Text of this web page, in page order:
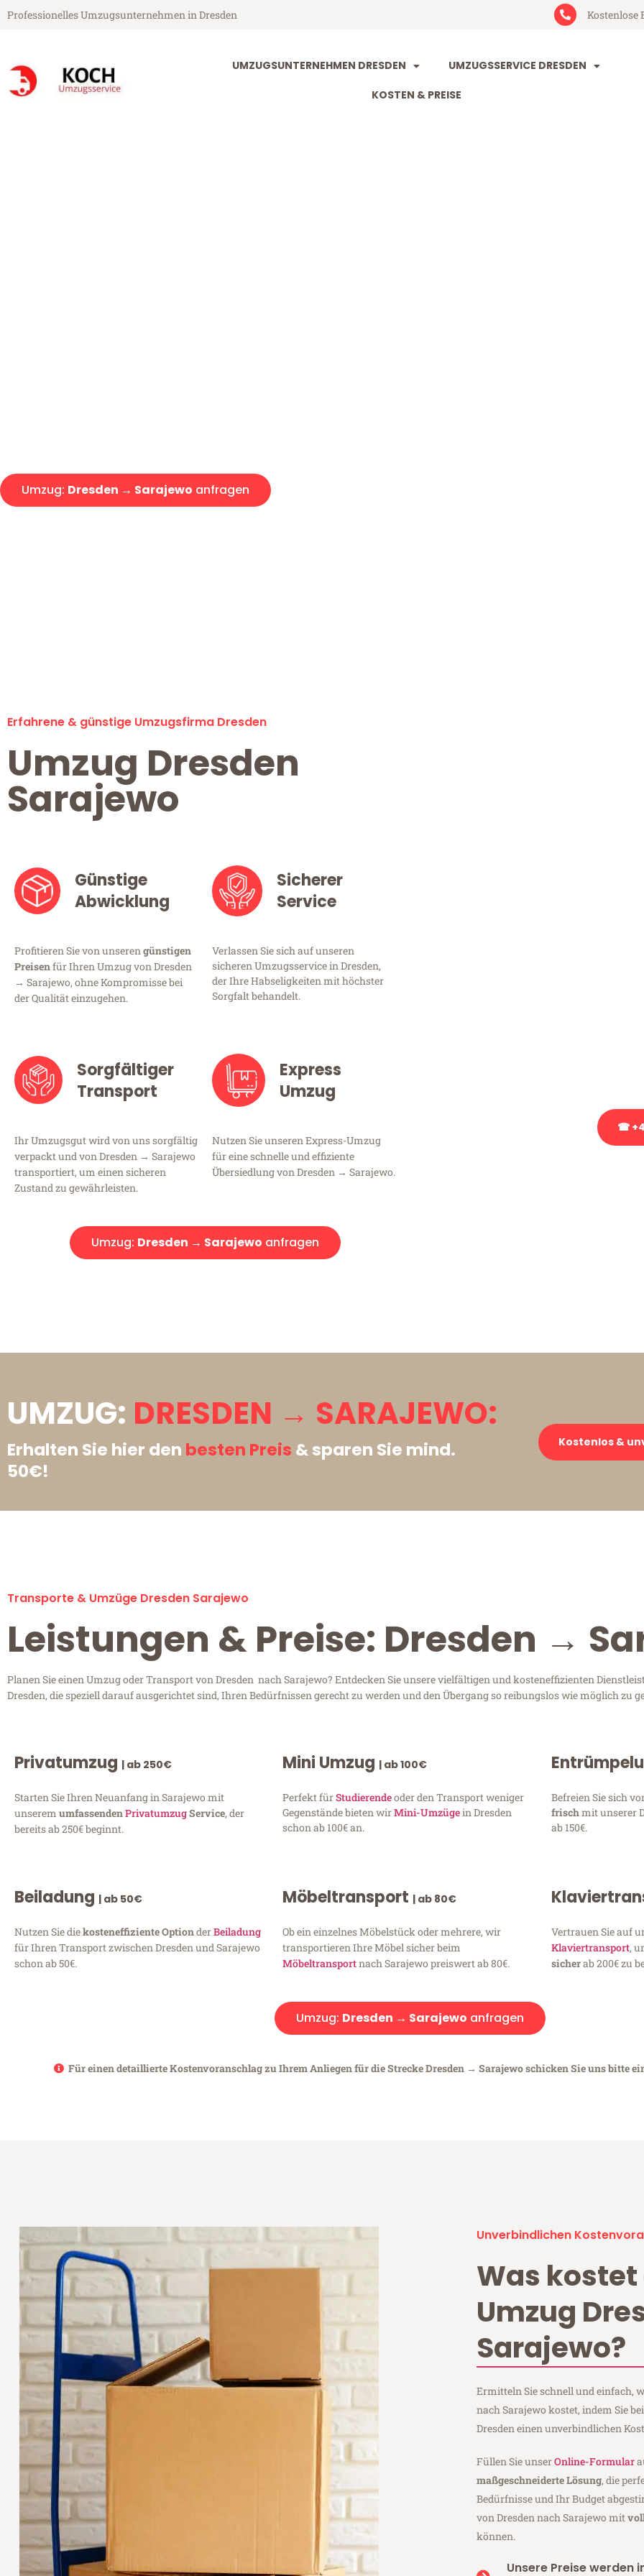
Professionelles Umzugsunternehmen in Dresden Kostenlose
UMZUGSUNTERNEHMEN DRESDEN UMZUGSSERVICE DRESDEN
KOSTEN & PREISE
Umzug: Dresden → Sarajewo anfragen
Erfahrene & günstige Umzugsfirma Dresden
Umzug Dresden
Sarajewo
Günstige
Abwicklung
Profitieren Sie von unserengünstigen
Preisenfür Ihren Umzug von Dresden
→ Sarajewo, ohne Kompromisse bei
der Qualität einzugehen.
Sicherer
Service
Verlassen Sie sich auf unseren
sicheren Umzugsservice in Dresden,
der Ihre Habseligkeiten mit höchster
Sorgfalt behandelt.
Sorgfältiger
Transport
Ihr Umzugsgut wird von uns sorgfältig
verpackt und von Dresden → Sarajewo
transportiert, um einen sicheren
Zustand zu gewährleisten.
Express
Umzug
Nutzen Sie unseren Express-Umzug
für eine schnelle und effiziente
Übersiedlung von Dresden → Sarajewo.
Umzug: Dresden → Sarajewo anfragen
☎
UMZUG: DRESDEN → SARAJEWO:
Erhalten Sie hier den besten Preis & sparen Sie mind.
50€!
Kostenlos &
Transporte & Umzüge Dresden Sarajewo
Leistungen & Preise: Dresden →
Planen Sie einen Umzug oder Transport von Dresden nach Sarajewo? Entdecken Sie unsere vielfältigen und kosteneffizienten
Dresden, die speziell darauf ausgerichtet sind, Ihren Bedürfnissen gerecht zu werden und den Übergang so reibungslos wie möglich zu
Privatumzug | ab 250€
Starten Sie Ihren Neuanfang in Sarajewo mit
unserem umfassendenPrivatumzugService, der
bereits ab 250€ beginnt.
Mini Umzug | ab 100€
Perfekt fürStudierendeoder den Transport weniger
Gegenstände bieten wirMini-Umzügein Dresden
schon ab 100€ an.
Befreien Sie sich
frischmit unserer
ab 150€.
Beiladung | ab 50€
Nutzen Sie diekosteneffiziente OptionderBeiladung
für Ihren Transport zwischen Dresden und Sarajewo
schon ab 50€.
Möbeltransport | ab 80€
Ob ein einzelnes Möbelstück oder mehrere, wir
transportieren Ihre Möbel sicher beim
Möbeltransportnach Sarajewo preiswert ab 80€.
Vertrauen Sie auf
Klaviertransport,
sicherab 200€ zu
Umzug: Dresden → Sarajewo anfragen
Für einen detaillierte Kostenvoranschlag zu Ihrem Anliegen für die Strecke Dresden → Sarajewo schicken Sie uns bitte
Unverbindlichen
Was kostet
Umzug
Sarajewo?
Ermitteln Sie schnell und einfach,
nach Sarajewo kostet, indem Sie
Dresden einen unverbindlichen
Füllen Sie unserOnline-Formular
maßgeschneiderte Lösung, die
Bedürfnisse und Ihr Budget
von Dresden nach Sarajewo mit
können.
Unsere Preise werden